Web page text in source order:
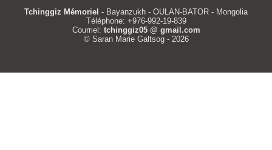
Tchinggiz Mémoriel - Bayanzukh - OULAN-BATOR - Mongolia
Téléphone: +976-992-19-839
Courriel: tchinggiz05 @ gmail.com
© Saran Marie Galtsog - 2026